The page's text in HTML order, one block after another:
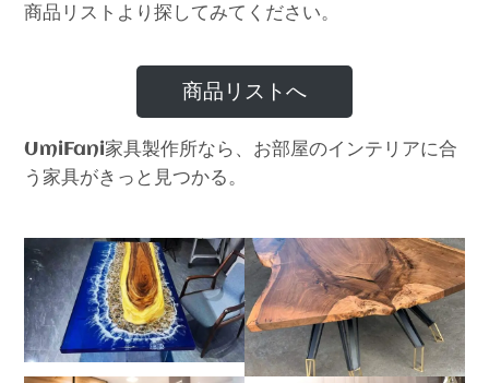
商品リストより探してみてください。
商品リストへ
UmiFani家具製作所なら、お部屋のインテリアに合
う家具がきっと見つかる。